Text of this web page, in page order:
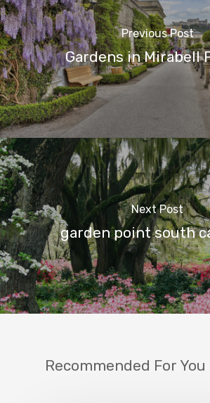
Previous Post
Gardens in Mirabell
Next Post
garden point south
Recommended For You